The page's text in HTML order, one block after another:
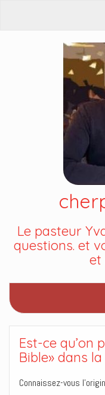
Le pasteur
questions. et
et
Est-ce qu’on
Bible» dans la
Connaissez-vous